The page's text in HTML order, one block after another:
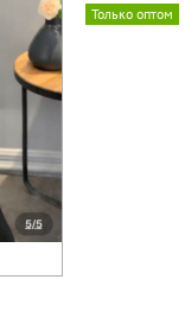
Только оптом